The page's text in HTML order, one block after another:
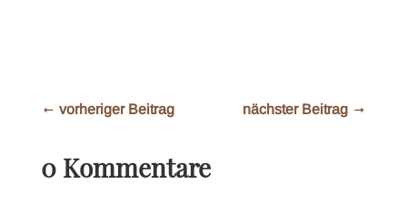
← vorheriger Beitrag nächster Beitrag →
0 Kommentare